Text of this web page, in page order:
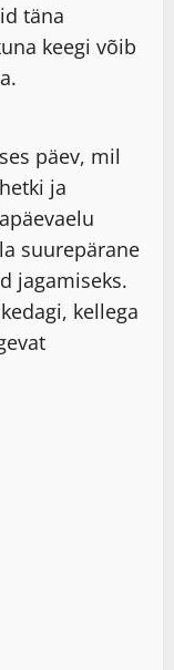
täna
keegi võib
päev, mil
ja
suurepärane
jagamiseks.
kellega